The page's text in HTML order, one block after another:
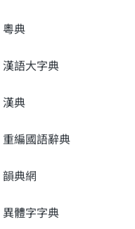
粵典
漢語大字典
漢典
重編國語辭典
韻典網
異體字字典